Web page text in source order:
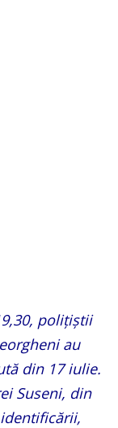
poliţiştii
au
din 17 iulie.
Suseni, din